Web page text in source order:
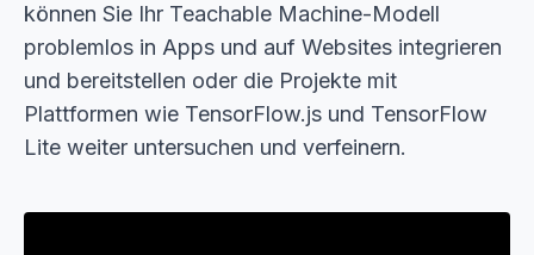
können Sie Ihr Teachable Machine-Modell
problemlos in Apps und auf Websites integrieren
und bereitstellen oder die Projekte mit
Plattformen wie TensorFlow.js und TensorFlow
Lite weiter untersuchen und verfeinern.